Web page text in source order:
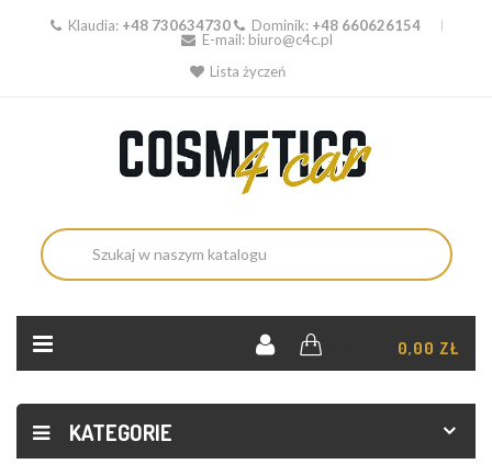
Klaudia: +48 730634730 Dominik: +48 660626154
E-mail: biuro@c4c.pl
Lista życzeń
0,00 ZŁ
KATEGORIE